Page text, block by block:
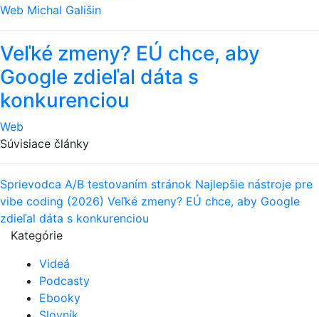
Web Michal Gališin
Veľké zmeny? EÚ chce, aby
Google zdieľal dáta s
konkurenciou
Web
Súvisiace články
Sprievodca A/B testovaním stránok Najlepšie nástroje pre
vibe coding (2026) Veľké zmeny? EÚ chce, aby Google
zdieľal dáta s konkurenciou
Kategórie
Videá
Podcasty
Ebooky